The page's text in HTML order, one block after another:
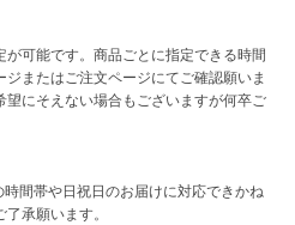
可能です。商品ごとに指定できる時間
またはご注文ページにてご確認願いま
にそえない場合もございますが何卒ご
間帯や日祝日のお届けに対応できかね
承願います。